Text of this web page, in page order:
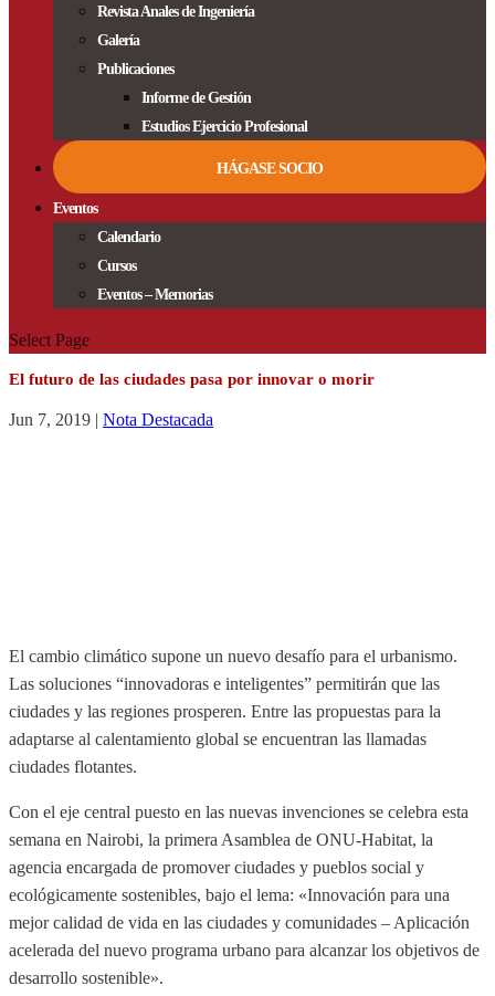
Revista Anales de Ingeniería
Galería
Publicaciones
Informe de Gestión
Estudios Ejercicio Profesional
HÁGASE SOCIO
Eventos
Calendario
Cursos
Eventos – Memorias
Select Page
El futuro de las ciudades pasa por innovar o morir
Jun 7, 2019 | Nota Destacada
El cambio climático supone un nuevo desafío para el urbanismo.
Las soluciones “innovadoras e inteligentes” permitirán que las
ciudades y las regiones prosperen. Entre las propuestas para la
adaptarse al calentamiento global se encuentran las llamadas
ciudades flotantes.
Con el eje central puesto en las nuevas invenciones se celebra esta
semana en Nairobi, la primera Asamblea de ONU-Habitat, la
agencia encargada de promover ciudades y pueblos social y
ecológicamente sostenibles, bajo el lema: «Innovación para una
mejor calidad de vida en las ciudades y comunidades – Aplicación
acelerada del nuevo programa urbano para alcanzar los objetivos de
desarrollo sostenible».